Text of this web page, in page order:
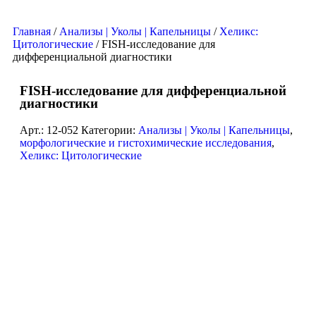
Главная / Анализы | Уколы | Капельницы / Хеликс:
Цитологические / FISH-исследование для
дифференциальной диагностики
FISH-исследование для дифференциальной
диагностики
Арт.: 12-052 Категории: Анализы | Уколы | Капельницы,
морфологические и гистохимические исследования,
Хеликс: Цитологические